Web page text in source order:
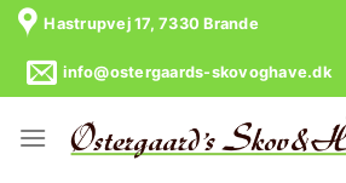
Skip
content
Hastrupvej 17, 7330 Brande
info@ostergaards-skovoghave.dk